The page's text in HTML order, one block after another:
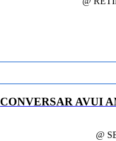
CONVERSAR AVUI
@